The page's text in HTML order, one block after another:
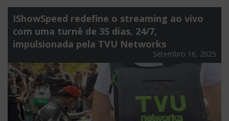
IShowSpeed redefine o streaming ao vivo
com uma turnê de 35 dias, 24/7,
impulsionada pela TVU Networks
Setembro 16, 2025